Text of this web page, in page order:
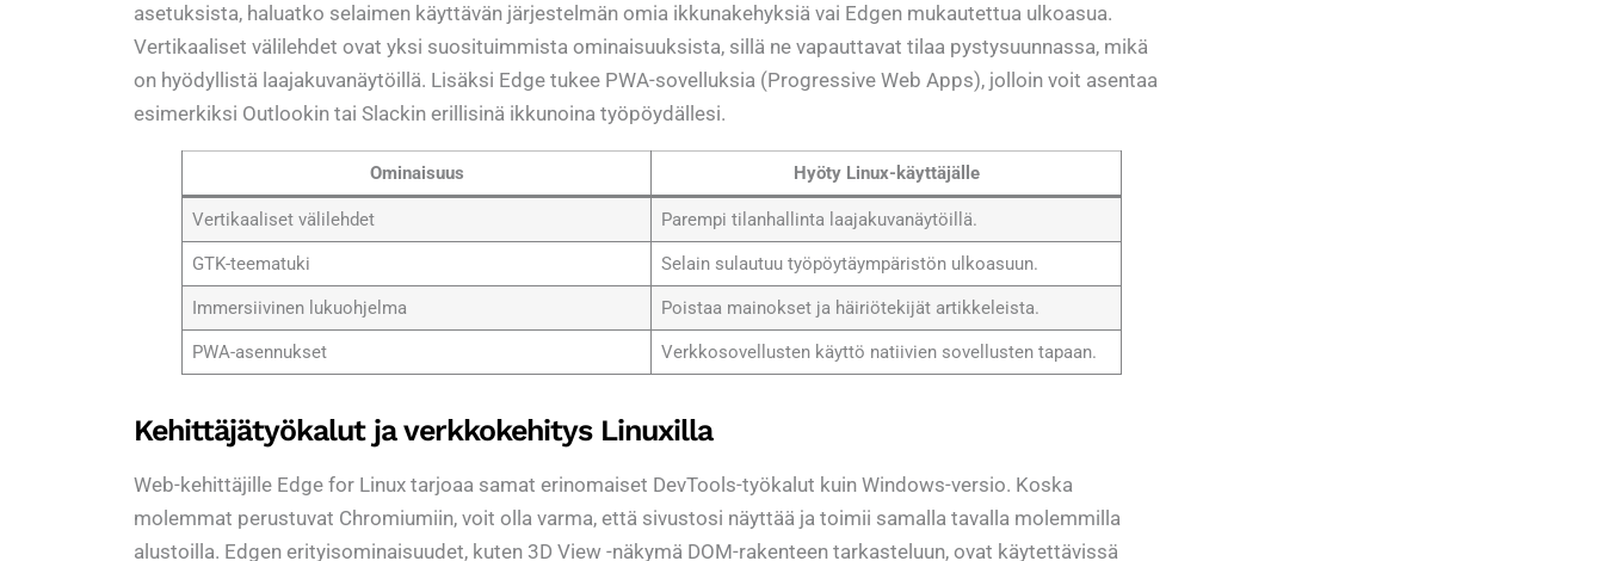
asetuksista, haluatko selaimen käyttävän järjestelmän omia ikkunakehyksiä vai Edgen mukautettua ulkoasua.
Vertikaaliset välilehdet ovat yksi suosituimmista ominaisuuksista, sillä ne vapauttavat tilaa pystysuunnassa, mikä
on hyödyllistä laajakuvanäytöillä. Lisäksi Edge tukee PWA-sovelluksia (Progressive Web Apps), jolloin voit asentaa
esimerkiksi Outlookin tai Slackin erillisinä ikkunoina työpöydällesi.
Ominaisuus Hyöty Linux-käyttäjälle
Vertikaaliset välilehdet Parempi tilanhallinta laajakuvanäytöillä.
GTK-teematuki Selain sulautuu työpöytäympäristön ulkoasuun.
Immersiivinen lukuohjelma Poistaa mainokset ja häiriötekijät artikkeleista.
PWA-asennukset Verkkosovellusten käyttö natiivien sovellusten tapaan.
Kehittäjätyökalut ja verkkokehitys Linuxilla
Web-kehittäjille Edge for Linux tarjoaa samat erinomaiset DevTools-työkalut kuin Windows-versio. Koska
molemmat perustuvat Chromiumiin, voit olla varma, että sivustosi näyttää ja toimii samalla tavalla molemmilla
alustoilla. Edgen erityisominaisuudet, kuten 3D View -näkymä DOM-rakenteen tarkasteluun, ovat käytettävissä